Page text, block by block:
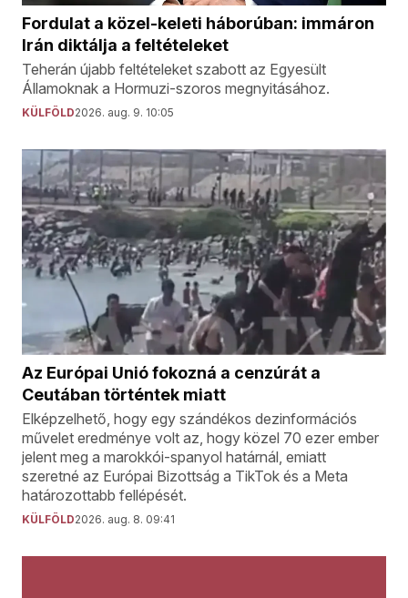
Fordulat a közel-keleti háborúban: immáron
Irán diktálja a feltételeket
Teherán újabb feltételeket szabott az Egyesült
Államoknak a Hormuzi-szoros megnyitásához.
KÜLFÖLD2026. aug. 9. 10:05
Az Európai Unió fokozná a cenzúrát a
Ceutában történtek miatt
Elképzelhető, hogy egy szándékos dezinformációs
művelet eredménye volt az, hogy közel 70 ezer ember
jelent meg a marokkói-spanyol határnál, emiatt
szeretné az Európai Bizottság a TikTok és a Meta
határozottabb fellépését.
KÜLFÖLD2026. aug. 8. 09:41